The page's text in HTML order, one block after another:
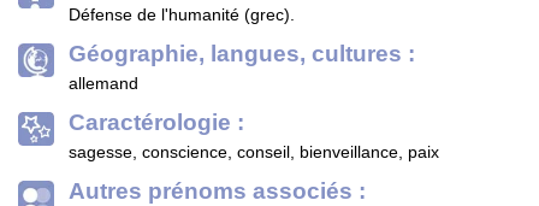
Défense de l'humanité (grec).
Géographie, langues, cultures :
allemand
Caractérologie :
sagesse, conscience, conseil, bienveillance, paix
Autres prénoms associés :